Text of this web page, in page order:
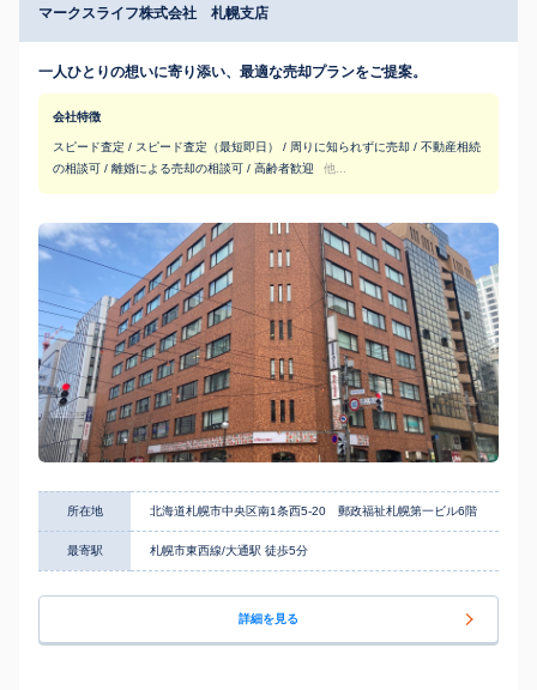
マークスライフ株式会社 札幌支店
一人ひとりの想いに寄り添い、最適な売却プランをご提案。
会社特徴
スピード査定 / スピード査定（最短即日） / 周りに知られずに売却 / 不動産相続
の相談可 / 離婚による売却の相談可 / 高齢者歓迎
他...
所在地 北海道札幌市中央区南1条西5-20 郵政福祉札幌第一ビル6階
最寄駅 札幌市東西線/大通駅 徒歩5分
詳細を見る